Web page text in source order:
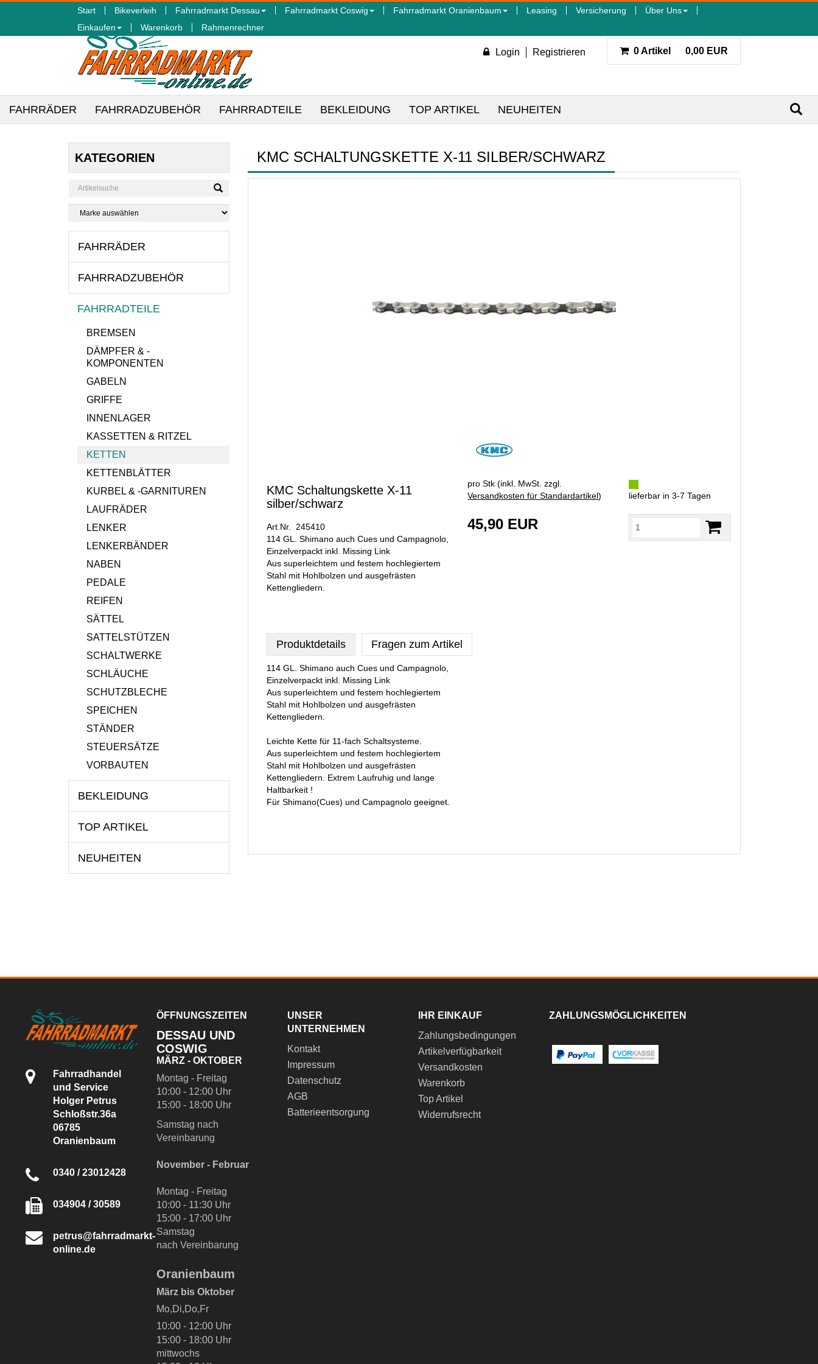
Start Bikeverleih Fahrradmarkt Dessau Fahrradmarkt Coswig Fahrradmarkt Oranienbaum Leasing Versicherung
Über Uns
Einkaufen
Warenkorb Rahmenrechner
Login Registrieren 0 Artikel 0,00 EUR
FAHRRÄDER FAHRRADZUBEHÖR FAHRRADTEILE BEKLEIDUNG TOP ARTIKEL NEUHEITEN
KATEGORIEN
FAHRRÄDER
FAHRRADZUBEHÖR
FAHRRADTEILE
BREMSEN
DÄMPFER & -
KOMPONENTEN
GABELN
GRIFFE
INNENLAGER
KASSETTEN & RITZEL
KETTEN
KETTENBLÄTTER
KURBEL & -GARNITUREN
LAUFRÄDER
LENKER
LENKERBÄNDER
NABEN
PEDALE
REIFEN
SÄTTEL
SATTELSTÜTZEN
SCHALTWERKE
SCHLÄUCHE
SCHUTZBLECHE
SPEICHEN
STÄNDER
STEUERSÄTZE
VORBAUTEN
BEKLEIDUNG
TOP ARTIKEL
NEUHEITEN
KMC SCHALTUNGSKETTE X-11 SILBER/SCHWARZ
KMC Schaltungskette X-11
silber/schwarz
Art.Nr. 245410
114 GL. Shimano auch Cues und Campagnolo,
Einzelverpackt inkl. Missing Link
Aus superleichtem und festem hochlegiertem
Stahl mit Hohlbolzen und ausgefrästen
Kettengliedern.
pro Stk (inkl. MwSt. zzgl.
Versandkosten für Standardartikel)
45,90 EUR
lieferbar in 3-7 Tagen
Produktdetails Fragen zum Artikel
114 GL. Shimano auch Cues und Campagnolo,
Einzelverpackt inkl. Missing Link
Aus superleichtem und festem hochlegiertem
Stahl mit Hohlbolzen und ausgefrästen
Kettengliedern.
Leichte Kette für 11-fach Schaltsysteme.
Aus superleichtem und festem hochlegiertem
Stahl mit Hohlbolzen und ausgefrästen
Kettengliedern. Extrem Laufruhig und lange
Haltbarkeit !
Für Shimano(Cues) und Campagnolo geeignet.
Fahrradhandel
und Service
Holger Petrus
Schloßstr.36a
06785
Oranienbaum
0340 / 23012428
034904 / 30589
petrus@fahrradmarkt-
online.de
ÖFFNUNGSZEITEN
DESSAU UND
COSWIG
MÄRZ - OKTOBER
Montag - Freitag
10:00 - 12:00 Uhr
15:00 - 18:00 Uhr
Samstag nach
Vereinbarung
November - Februar
Montag - Freitag
10:00 - 11:30 Uhr
15:00 - 17:00 Uhr
Samstag
nach Vereinbarung
Oranienbaum
März bis Oktober
Mo,Di,Do,Fr
10:00 - 12:00 Uhr
15:00 - 18:00 Uhr
mittwochs
UNSER
UNTERNEHMEN
Kontakt
Impressum
Datenschutz
AGB
Batterieentsorgung
IHR EINKAUF
Zahlungsbedingungen
Artikelverfügbarkeit
Versandkosten
Warenkorb
Top Artikel
Widerrufsrecht
ZAHLUNGSMÖGLICHKEITEN